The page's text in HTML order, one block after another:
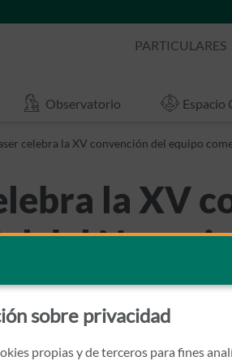
PARTICULARES
Observatorio Espacio
celebra la XV convención del equipo
la XV
del
Noticias
sobre privacidad
propias y de terceros para fines